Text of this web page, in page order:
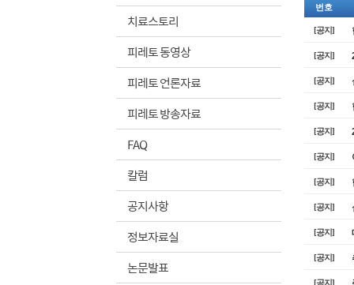
치료스토리
피레토 동영상
피레토 언론자료
피레토 방송자료
FAQ
칼럼
공지사항
정보자료실
논문발표
번호
[공지]
[공지]
[공지]
[공지]
[공지]
[공지]
[공지]
[공지]
[공지]
[공지]
[공지]